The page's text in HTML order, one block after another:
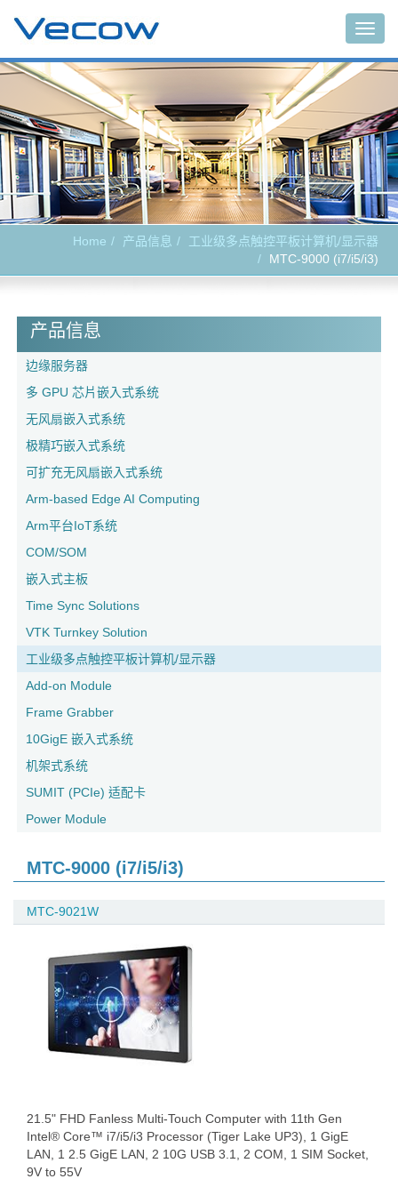
Home 产品信息
工业级多点触控平板计算机/显示器
MTC-9000 (i7/i5/i3)
产品信息
边缘服务器
多 GPU 芯片嵌入式系统
无风扇嵌入式系统
极精巧嵌入式系统
可扩充无风扇嵌入式系统
Arm-based Edge AI Computing
Arm平台IoT系统
COM/SOM
嵌入式主板
Time Sync Solutions
VTK Turnkey Solution
工业级多点触控平板计算机/显示器
Add-on Module
Frame Grabber
10GigE 嵌入式系统
机架式系统
SUMIT (PCIe) 适配卡
Power Module
MTC-9000 (i7/i5/i3)
MTC-9021W
21.5" FHD Fanless Multi-Touch Computer with 11th Gen
Intel® Core™ i7/i5/i3 Processor (Tiger Lake UP3), 1 GigE
LAN, 1 2.5 GigE LAN, 2 10G USB 3.1, 2 COM, 1 SIM Socket,
9V to 55V